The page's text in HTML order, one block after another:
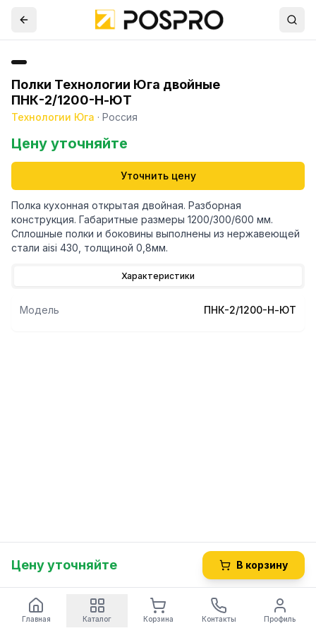
Полки Технологии Юга двойные
ПНК-2/1200-Н-ЮТ
Технологии Юга · Россия
Цену уточняйте
Уточнить цену
Полка кухонная открытая двойная. Разборная
конструкция. Габаритные размеры 1200/300/600 мм.
Сплошные полки и боковины выполнены из нержавеющей
стали aisi 430, толщиной 0,8мм.
Характеристики
Модель ПНК-2/1200-Н-ЮТ
Цену уточняйте В корзину
Главная Каталог Корзина Контакты Профиль